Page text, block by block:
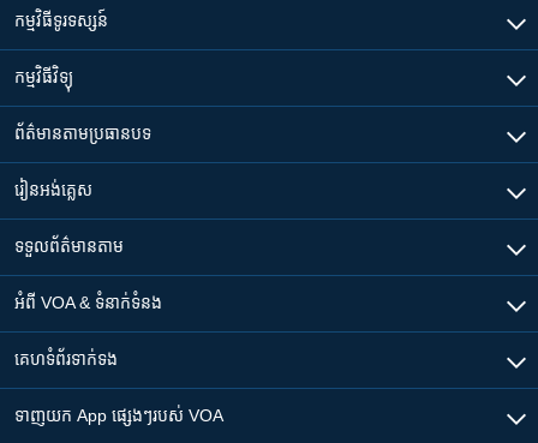
កម្មវិធី​ទូរទស្សន៍
កម្មវិធី​វិទ្យុ
ព័ត៌មាន​តាមប្រធានបទ​
រៀន​​អង់គ្លេស
ទទួល​ព័ត៌មាន​តាម
អំពី​ VOA & ទំនាក់ទំនង
គេហទំព័រ​​ទាក់ទង
ទាញយក​ App ផ្សេងៗ​របស់​ VOA